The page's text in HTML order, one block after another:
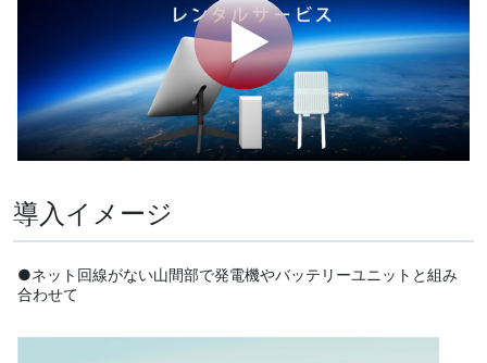
導入イメージ
●ネット回線がない山間部で発電機やバッテリーユニットと組み
合わせて